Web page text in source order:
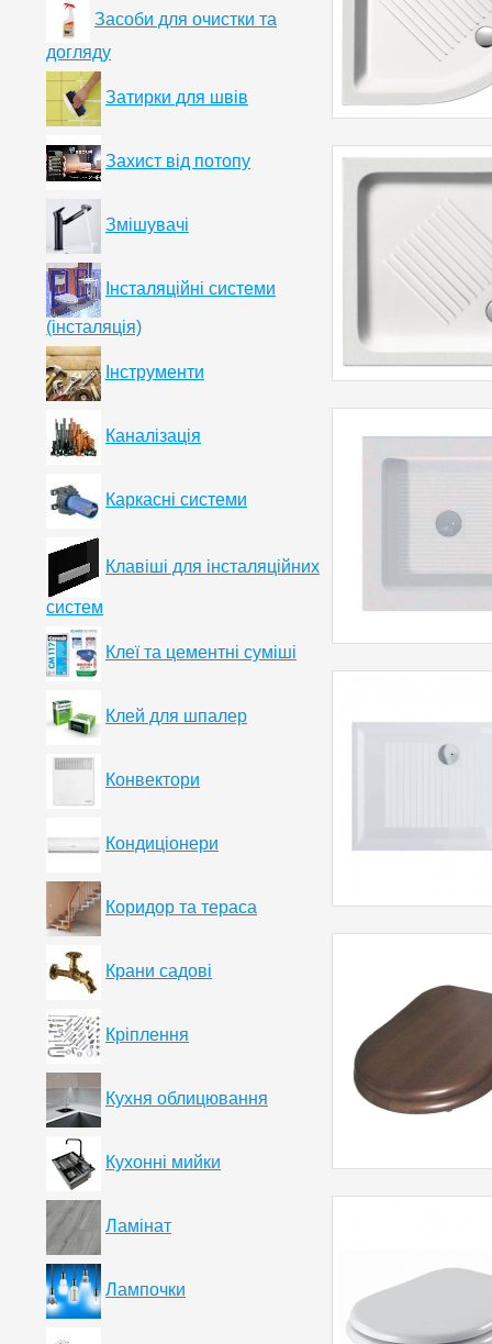
Засоби для очистки та
догляду
Затирки для швів
Захист від потопу
Змішувачі
Інсталяційні системи
(інсталяція)
Інструменти
Каналізація
Каркасні системи
Клавіші для інсталяційних
систем
Клеї та цементні суміші
Клей для шпалер
Конвектори
Кондиціонери
Коридор та тераса
Крани садові
Кріплення
Кухня облицювання
Кухонні мийки
Ламінат
Лампочки